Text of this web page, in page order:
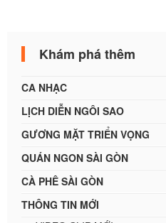
Khám phá thêm
CA NHẠC
LỊCH DIỄN NGÔI SAO
GƯƠNG MẶT TRIỂN VỌNG
QUÁN NGON SÀI GÒN
CÀ PHÊ SÀI GÒN
THÔNG TIN MỚI